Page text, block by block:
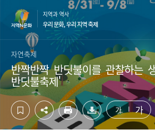
영
로
가
역
가
기
지역과 역사
우리 문화, 우리 지역 축제
자연축제
반짝반짝 반딧불이를 관찰하는
반딧불축제'
가 가